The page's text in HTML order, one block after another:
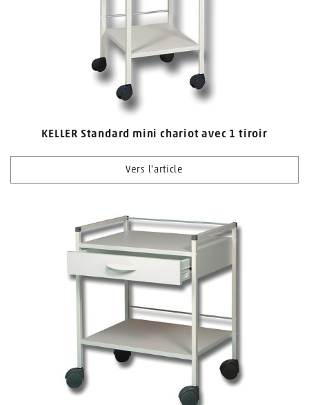
KELLER Standard mini chariot avec 1 tiroir
Vers l'article